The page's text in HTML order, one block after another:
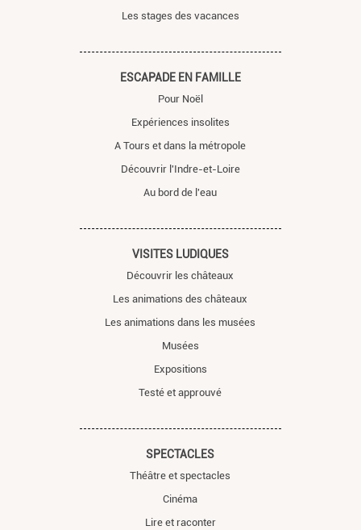
Les stages des vacances
ESCAPADE EN FAMILLE
Pour Noël
Expériences insolites
A Tours et dans la métropole
Découvrir l'Indre-et-Loire
Au bord de l'eau
VISITES LUDIQUES
Découvrir les châteaux
Les animations des châteaux
Les animations dans les musées
Musées
Expositions
Testé et approuvé
SPECTACLES
Théâtre et spectacles
Cinéma
Lire et raconter